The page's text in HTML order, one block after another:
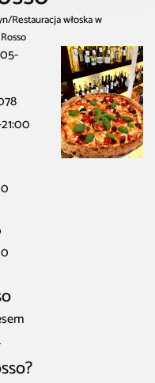
/Restauracja włoska w